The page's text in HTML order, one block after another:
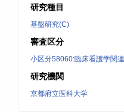
研究種目
基盤研究(C)
審査区分
小区分58060:臨床看護学関連
研究機関
京都府立医科大学